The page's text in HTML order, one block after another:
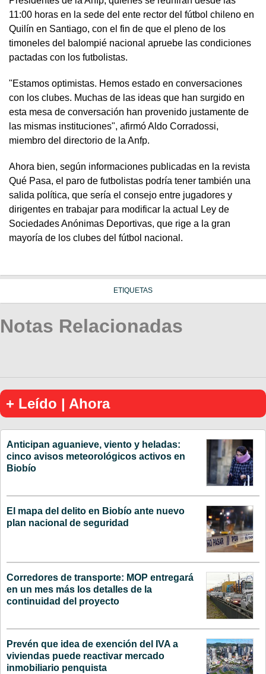
11:00 horas en la sede del ente rector del fútbol chileno en
Quilín en Santiago, con el fin de que el pleno de los
timoneles del balompié nacional apruebe las condiciones
pactadas con los futbolistas.
"Estamos optimistas. Hemos estado en conversaciones
con los clubes. Muchas de las ideas que han surgido en
esta mesa de conversación han provenido justamente de
las mismas instituciones", afirmó Aldo Corradossi,
miembro del directorio de la Anfp.
Ahora bien, según informaciones publicadas en la revista
Qué Pasa, el paro de futbolistas podría tener también una
salida política, que sería el consejo entre jugadores y
dirigentes en trabajar para modificar la actual Ley de
Sociedades Anónimas Deportivas, que rige a la gran
mayoría de los clubes del fútbol nacional.
ETIQUETAS
Notas Relacionadas
+ Leído | Ahora
Anticipan aguanieve, viento y heladas:
cinco avisos meteorológicos activos en
Biobío
El mapa del delito en Biobío ante nuevo
plan nacional de seguridad
Corredores de transporte: MOP entregará
en un mes más los detalles de la
continuidad del proyecto
Prevén que idea de exención del IVA a
viviendas puede reactivar mercado
inmobiliario penquista